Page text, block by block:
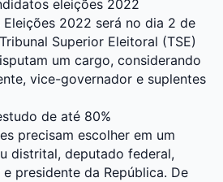
2022 será no dia 2 de
Superior Eleitoral (TSE)
um cargo, considerando
vice-governador e suplentes
de até 80%
precisam escolher em um
distrital, deputado federal,
presidente da República. De